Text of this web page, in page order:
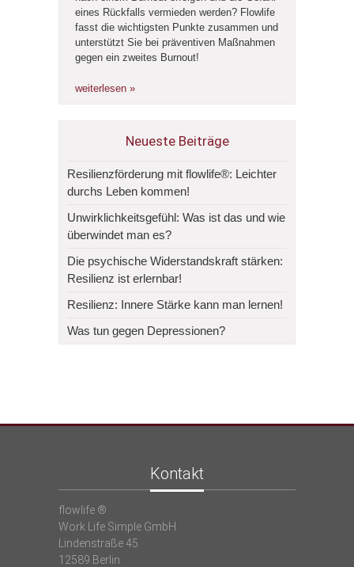
eines Rückfalls vermieden werden? Flowlife
fasst die wichtigsten Punkte zusammen und
unterstützt Sie bei präventiven Maßnahmen
gegen ein zweites Burnout!
weiterlesen »
Neueste Beiträge
Resilienzförderung mit flowlife®: Leichter
durchs Leben kommen!
Unwirklichkeitsgefühl: Was ist das und wie
überwindet man es?
Die psychische Widerstandskraft stärken:
Resilienz ist erlernbar!
Resilienz: Innere Stärke kann man lernen!
Was tun gegen Depressionen?
Kontakt
flowlife ®
Work Life Simple GmbH
Lindenstraße 45
12589 Berlin